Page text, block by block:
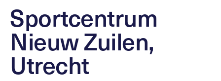
Sportcentrum
NieuwZuilen,
Utrecht